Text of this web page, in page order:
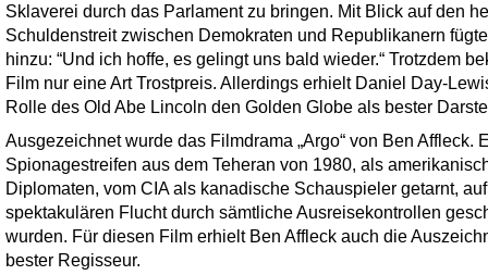
Sklaverei durch das Parlament zu bringen. Mit Blick auf den
Schuldenstreit zwischen Demokraten und Republikanern
hinzu: “Und ich hoffe, es gelingt uns bald wieder.“ Trotzdem
Film nur eine Art Trostpreis. Allerdings erhielt Daniel Day-
Rolle des Old Abe Lincoln den Golden Globe als bester
Ausgezeichnet wurde das Filmdrama „Argo“ von Ben Affleck.
Spionagestreifen aus dem Teheran von 1980, als
Diplomaten, vom CIA als kanadische Schauspieler getarnt,
spektakulären Flucht durch sämtliche Ausreisekontrollen
wurden. Für diesen Film erhielt Ben Affleck auch die
bester Regisseur.